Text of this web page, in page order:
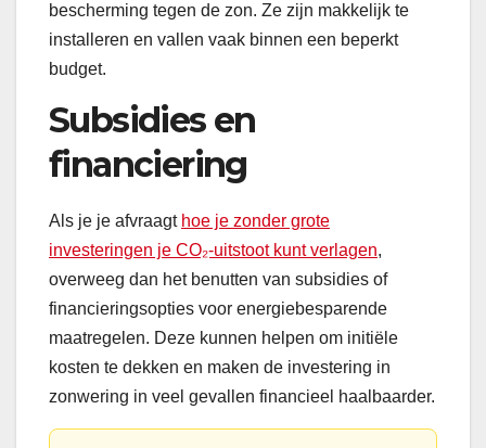
bescherming tegen de zon. Ze zijn makkelijk te
installeren en vallen vaak binnen een beperkt
budget.
Subsidies en
financiering
Als je je afvraagt hoe je zonder grote
investeringen je CO₂-uitstoot kunt verlagen,
overweeg dan het benutten van subsidies of
financieringsopties voor energiebesparende
maatregelen. Deze kunnen helpen om initiële
kosten te dekken en maken de investering in
zonwering in veel gevallen financieel haalbaarder.